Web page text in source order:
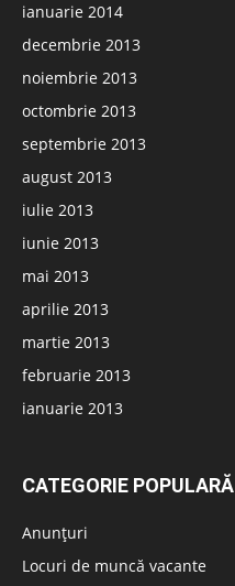
ianuarie 2014
decembrie 2013
noiembrie 2013
octombrie 2013
septembrie 2013
august 2013
iulie 2013
iunie 2013
mai 2013
aprilie 2013
martie 2013
februarie 2013
ianuarie 2013
CATEGORIE POPULARĂ
Anunțuri
Locuri de muncă vacante